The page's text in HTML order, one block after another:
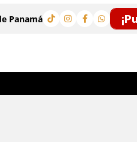
Panamá